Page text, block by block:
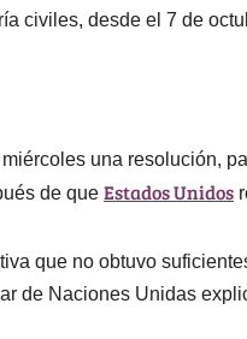
civiles, desde el 7 de
una resolución,
de que Estados Unidos
que no obtuvo
de Naciones Unidas